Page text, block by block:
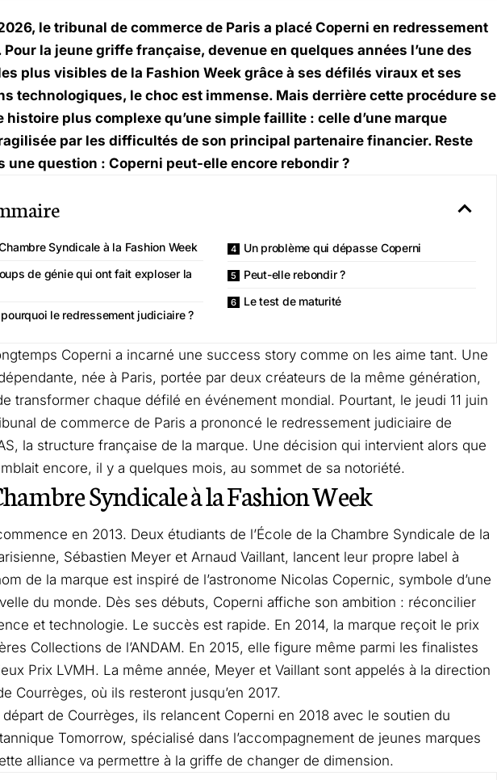
le tribunal de commerce de Paris a placé Coperni en redressement
la jeune griffe française, devenue en quelques années l’une des
plus visibles de la Fashion Week grâce à ses défilés viraux et ses
technologiques, le choc est immense. Mais derrière cette procédure se
histoire plus complexe qu’une simple faillite : celle d’une marque
par les difficultés de son principal partenaire financier. Reste
une question : Coperni peut-elle encore rebondir ?
Syndicale à la Fashion Week
de génie qui ont fait exploser la
le redressement judiciaire ?
Un problème qui dépasse Coperni
Peut-elle rebondir ?
Le test de maturité
Coperni a incarné une success story comme on les aime tant. Une
née à Paris, portée par deux créateurs de la même génération,
transformer chaque défilé en événement mondial. Pourtant, le jeudi 11 juin
de commerce de Paris a prononcé le redressement judiciaire de
la structure française de la marque. Une décision qui intervient alors que
encore, il y a quelques mois, au sommet de sa notoriété.
Syndicale à la Fashion Week
en 2013. Deux étudiants de l’École de la Chambre Syndicale de la
Sébastien Meyer et Arnaud Vaillant, lancent leur propre label à
de la marque est inspiré de l’astronome Nicolas Copernic, symbole d’une
du monde. Dès ses débuts, Coperni affiche son ambition : réconcilier
et technologie. Le succès est rapide. En 2014, la marque reçoit le prix
Collections de l’ANDAM. En 2015, elle figure même parmi les finalistes
Prix LVMH. La même année, Meyer et Vaillant sont appelés à la direction
Courrèges, où ils resteront jusqu’en 2017.
de Courrèges, ils relancent Coperni en 2018 avec le soutien du
Tomorrow, spécialisé dans l’accompagnement de jeunes marques
alliance va permettre à la griffe de changer de dimension.